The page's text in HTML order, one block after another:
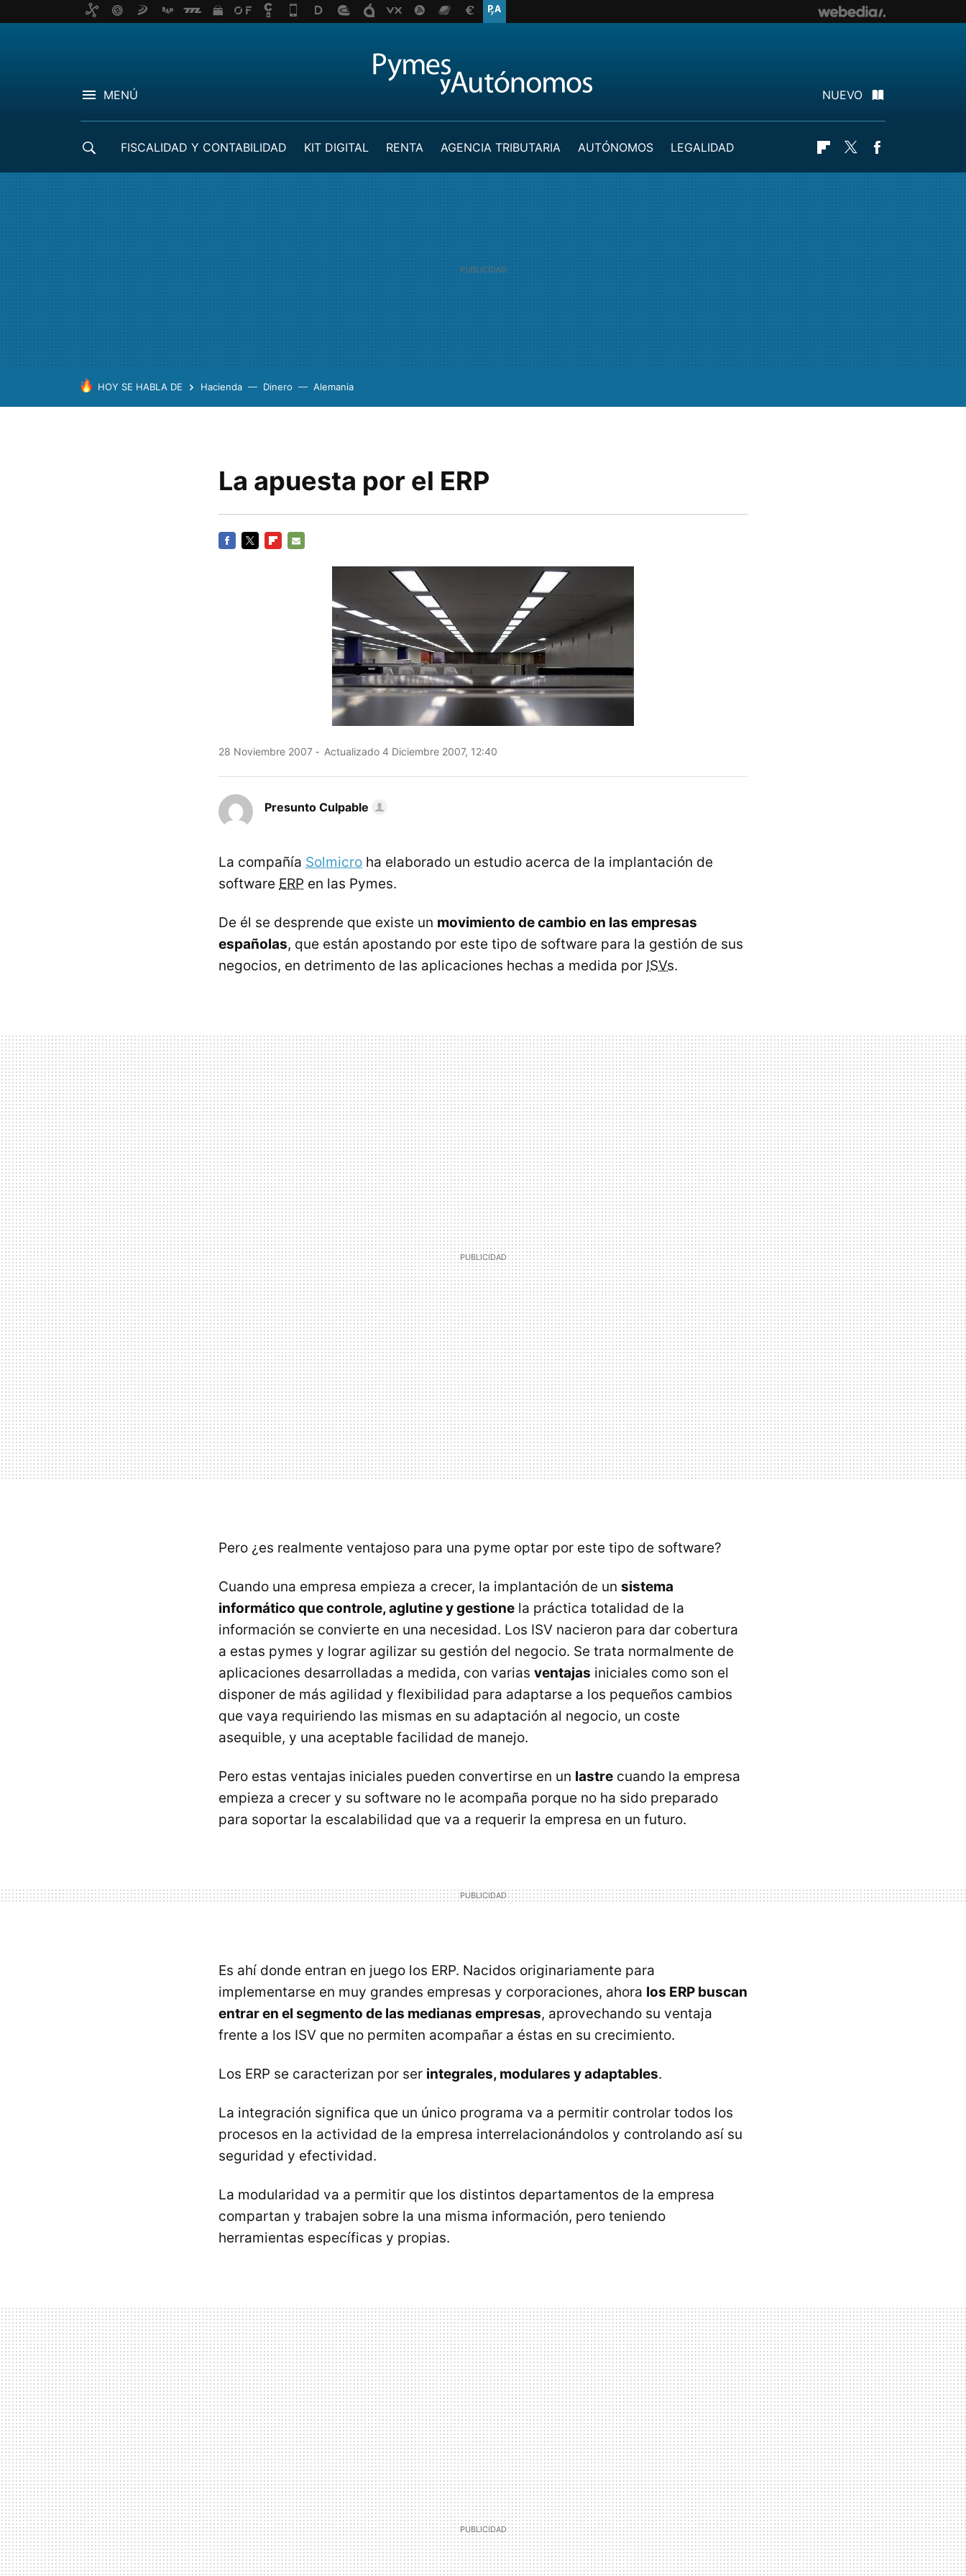
MENÚ NUEVO
FISCALIDAD Y CONTABILIDAD KIT DIGITAL RENTA AGENCIA TRIBUTARIA AUTÓNOMOS
LEGALIDAD
Flipboard
Twitter
HOY SE HABLA DE Hacienda Dinero Alemania
La apuesta por el ERP
28 Noviembre 2007 Actualizado 4 Diciembre 2007, 12:40
Presunto Culpable
La compañía Solmicro ha elaborado un estudio acerca de la implantación de
software ERP en las Pymes.
De él se desprende que existe un movimiento de cambio en las empresas
españolas, que están apostando por este tipo de software para la gestión de sus
negocios, en detrimento de las aplicaciones hechas a medida por ISVs.
Pero ¿es realmente ventajoso para una pyme optar por este tipo de software?
Cuando una empresa empieza a crecer, la implantación de un sistema
informático que controle, aglutine y gestione la práctica totalidad de la
información se convierte en una necesidad. Los ISV nacieron para dar cobertura
a estas pymes y lograr agilizar su gestión del negocio. Se trata normalmente de
aplicaciones desarrolladas a medida, con varias ventajas iniciales como son el
disponer de más agilidad y flexibilidad para adaptarse a los pequeños cambios
que vaya requiriendo las mismas en su adaptación al negocio, un coste
asequible, y una aceptable facilidad de manejo.
Pero estas ventajas iniciales pueden convertirse en un lastre cuando la empresa
empieza a crecer y su software no le acompaña porque no ha sido preparado
para soportar la escalabilidad que va a requerir la empresa en un futuro.
Es ahí donde entran en juego los ERP. Nacidos originariamente para
implementarse en muy grandes empresas y corporaciones, ahora los ERP buscan
entrar en el segmento de las medianas empresas, aprovechando su ventaja
frente a los ISV que no permiten acompañar a éstas en su crecimiento.
Los ERP se caracterizan por ser integrales, modulares y adaptables.
La integración significa que un único programa va a permitir controlar todos los
procesos en la actividad de la empresa interrelacionándolos y controlando así su
seguridad y efectividad.
La modularidad va a permitir que los distintos departamentos de la empresa
compartan y trabajen sobre la una misma información, pero teniendo
herramientas específicas y propias.